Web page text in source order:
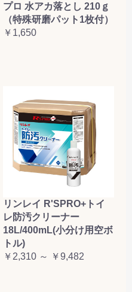
プロ 水アカ落とし 210ｇ
（特殊研磨パット1枚付）
￥1,650
リンレイ R'SPRO+トイ
レ防汚クリーナー
18L/400mL(小分け用空ボ
トル)
￥2,310 ～ ￥9,482